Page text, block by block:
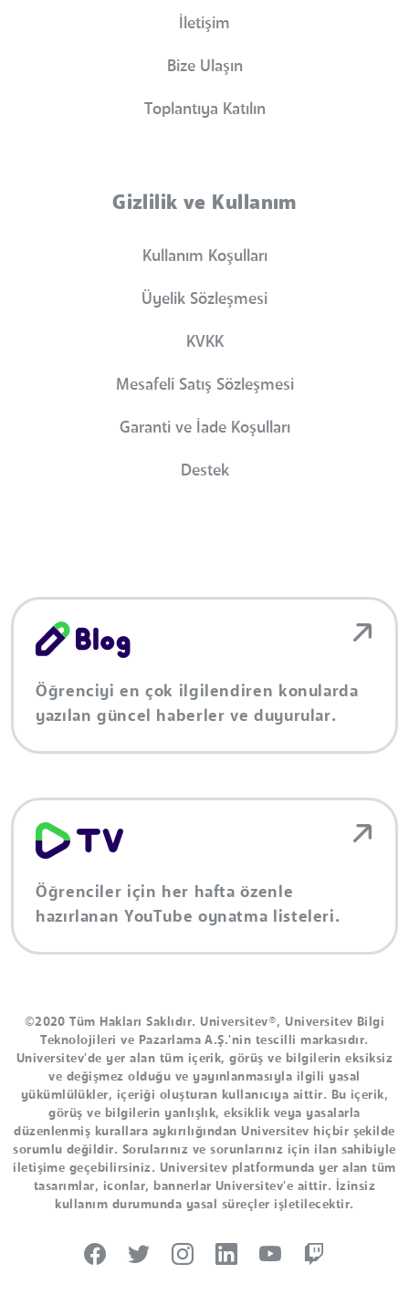
İletişim
Bize Ulaşın
Toplantıya Katılın
Gizlilik ve Kullanım
Kullanım Koşulları
Üyelik Sözleşmesi
KVKK
Mesafeli Satış Sözleşmesi
Garanti ve İade Koşulları
Destek
Öğrenciyi en çok ilgilendiren konularda
yazılan güncel haberler ve duyurular.
Öğrenciler için her hafta özenle
hazırlanan YouTube oynatma listeleri.
©2020 Tüm Hakları Saklıdır. Universitev®, Universitev Bilgi
Teknolojileri ve Pazarlama A.Ş.'nin tescilli markasıdır.
Universitev'de yer alan tüm içerik, görüş ve bilgilerin eksiksiz
ve değişmez olduğu ve yayınlanmasıyla ilgili yasal
yükümlülükler, içeriği oluşturan kullanıcıya aittir. Bu içerik,
görüş ve bilgilerin yanlışlık, eksiklik veya yasalarla
düzenlenmiş kurallara aykırılığından Universitev hiçbir şekilde
sorumlu değildir. Sorularınız ve sorunlarınız için ilan sahibiyle
iletişime geçebilirsiniz. Universitev platformunda yer alan tüm
tasarımlar, iconlar, bannerlar Universitev'e aittir. İzinsiz
kullanım durumunda yasal süreçler işletilecektir.